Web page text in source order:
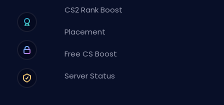
CS2 Rank Boost
Placement
Free CS Boost
Server Status